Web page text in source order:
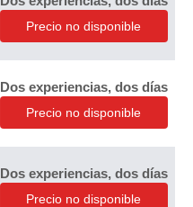
Precio no disponible
Dos experiencias, dos días
Precio no disponible
Dos experiencias, dos días
Precio no disponible